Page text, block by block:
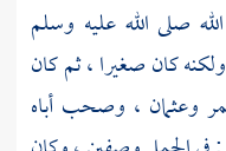
صلى الله عليه وسلم
كان صغيرا ، ثم كان
وعثمان ، وصحب أباه